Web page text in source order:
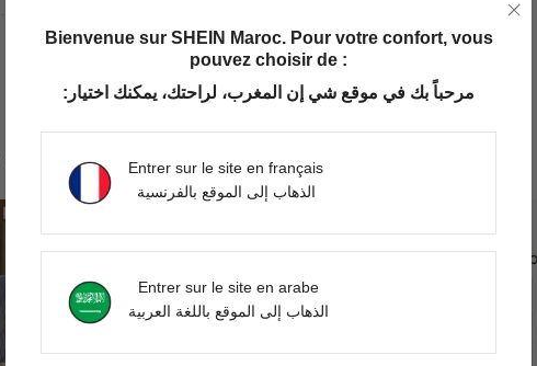
Bienvenue sur SHEIN Maroc. Pour votre confort, vous
pouvez choisir de :
مرحباً بك في موقع شي إن المغرب، لراحتك، يمكنك اختيار:
Entrer sur le site en français
الذهاب إلى الموقع بالفرنسية
Entrer sur le site en arabe
الذهاب إلى الموقع باللغة العربية